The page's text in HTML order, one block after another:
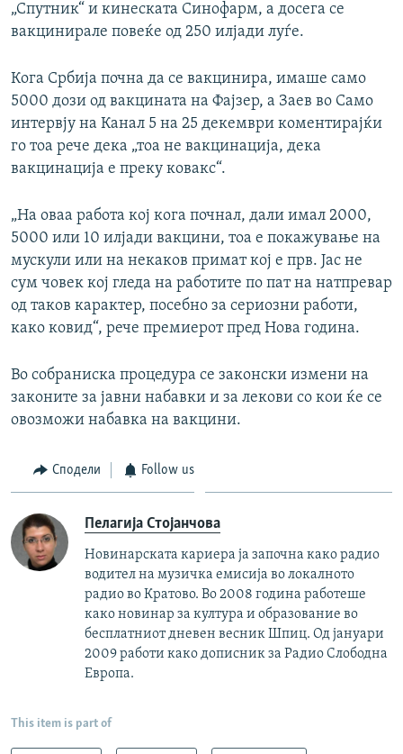
„Спутник“ и кинеската Синофарм, а досега се
вакцинирале повеќе од 250 илјади луѓе.
Кога Србија почна да се вакцинира, имаше само
5000 дози од вакцината на Фајзер, а Заев во Само
интервју на Канал 5 на 25 декември коментирајќи
го тоа рече дека „тоа не вакцинација, дека
вакцинација е преку ковакс“.
„На оваа работа кој кога почнал, дали имал 2000,
5000 или 10 илјади вакцини, тоа е покажување на
мускули или на некаков примат кој е прв. Јас не
сум човек кој гледа на работите по пат на натпревар
од таков карактер, посебно за сериозни работи,
како ковид“, рече премиерот пред Нова година.
Во собраниска процедура се законски измени на
законите за јавни набавки и за лекови со кои ќе се
овозможи набавка на вакцини.
Сподели Follow us
Пелагија Стојанчова
Новинарската кариера ја започна како радио
водител на музичка емисија во локалното
радио во Кратово. Во 2008 година работеше
како новинар за култура и образование во
бесплатниот дневен весник Шпиц. Од јануари
2009 работи како дописник за Радио Слободна
Европа.
This item is part of